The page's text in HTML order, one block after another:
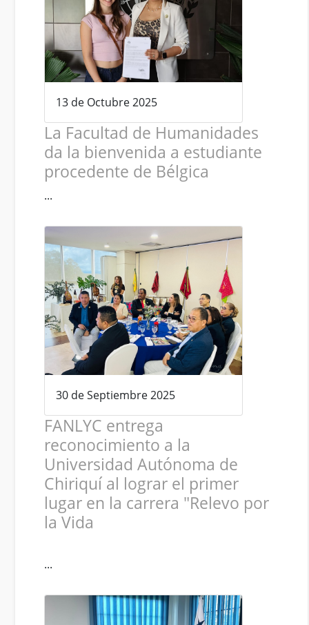
13 de Octubre 2025
La Facultad de Humanidades
da la bienvenida a estudiante
procedente de Bélgica
...
30 de Septiembre 2025
FANLYC entrega
reconocimiento a la
Universidad Autónoma de
Chiriquí al lograr el primer
lugar en la carrera "Relevo por
la Vida
...